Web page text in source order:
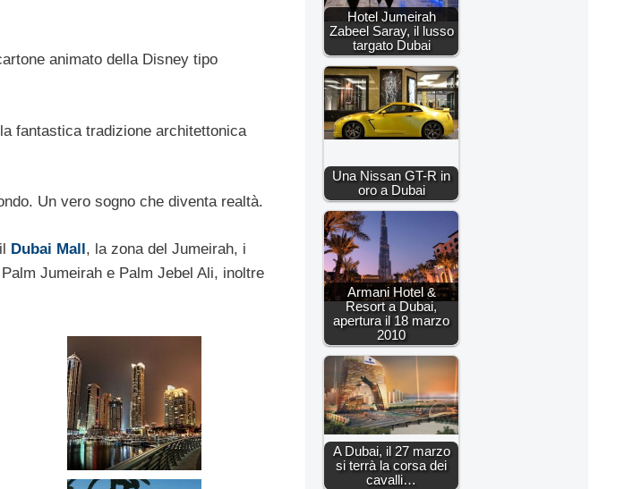
animato della Disney tipo
fantastica tradizione architettonica
Un vero sogno che diventa realtà.
Dubai Mall, la zona del Jumeirah, i
Jumeirah e Palm Jebel Ali, inoltre
Hotel Jumeirah
Zabeel Saray, il lusso
targato Dubai
Una Nissan GT-R in
oro a Dubai
Armani Hotel &
Resort a Dubai,
apertura il 18 marzo
2010
A Dubai, il 27 marzo
si terrà la corsa dei
cavalli…